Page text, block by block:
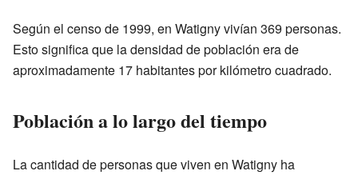
Según el censo de 1999, en Watigny vivían 369 personas.
Esto significa que la densidad de población era de
aproximadamente 17 habitantes por kilómetro cuadrado.
Población a lo largo del tiempo
La cantidad de personas que viven en Watigny ha